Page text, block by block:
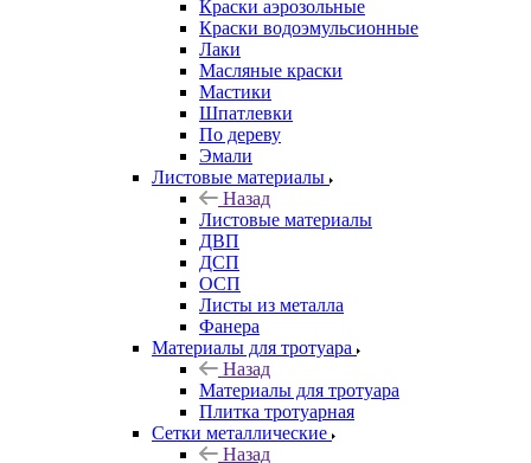
Краски аэрозольные
Краски водоэмульсионные
Лаки
Масляные краски
Мастики
Шпатлевки
По дереву
Эмали
Листовые материалы
Назад
Листовые материалы
ДВП
ДСП
ОСП
Листы из металла
Фанера
Материалы для тротуара
Назад
Материалы для тротуара
Плитка тротуарная
Сетки металлические
Назад